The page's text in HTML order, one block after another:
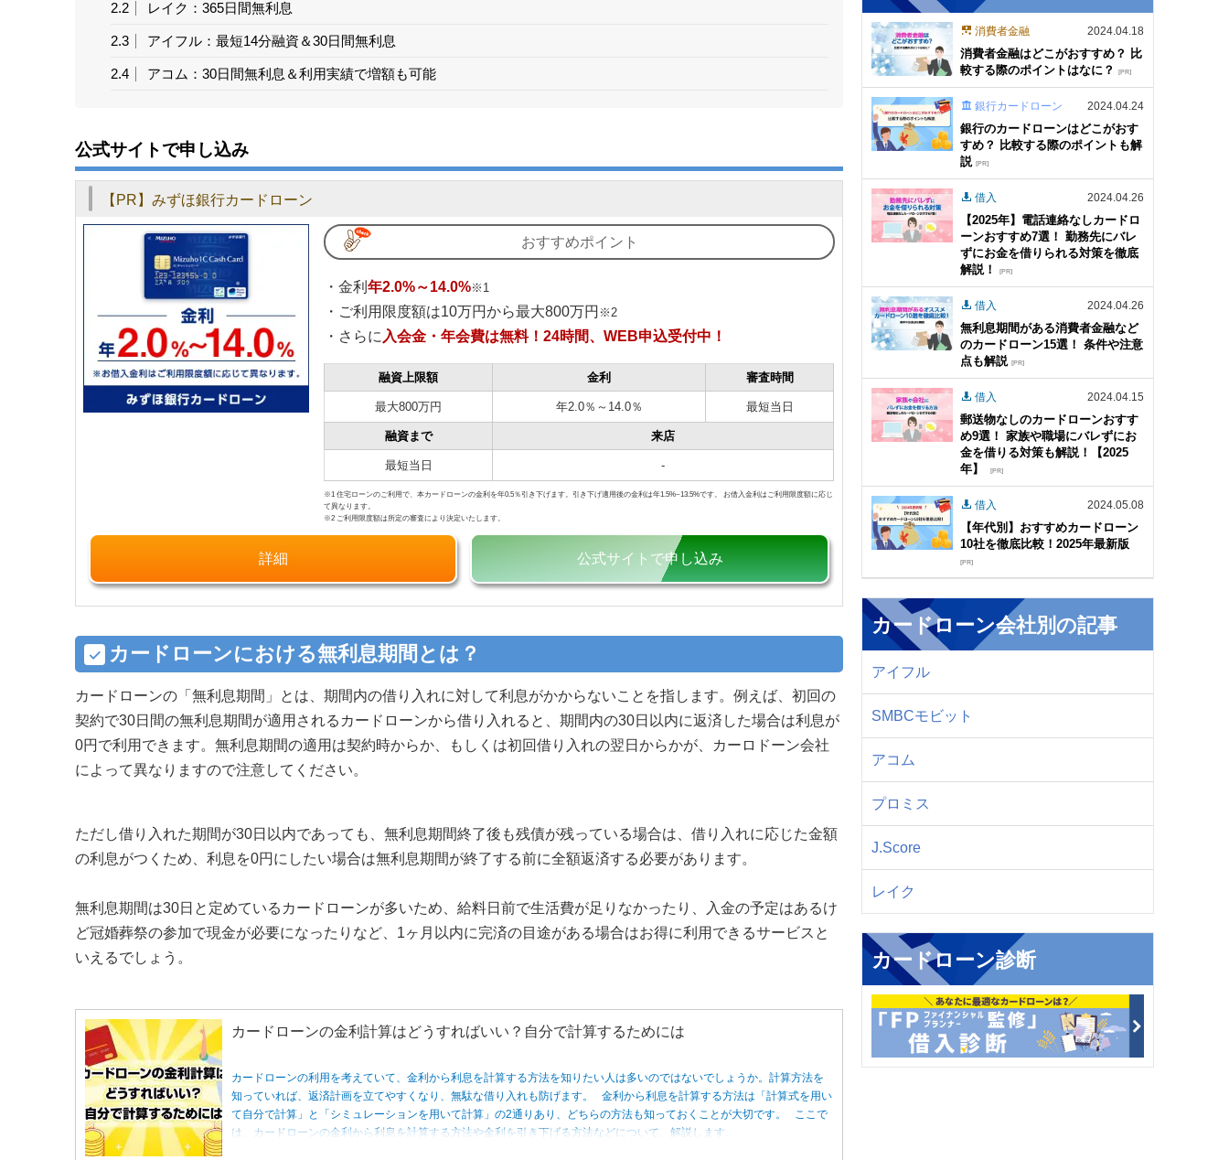
2.2 レイク：365日間無利息
2.3 アイフル：最短14分融資＆30日間無利息
2.4 アコム：30日間無利息＆利用実績で増額も可能
2.6 ダイレクトワン：最大55日間無利息サービス
2.7 静岡銀行カードローン：新規契約者限定60日間無利息
2.8 PayPay銀行カードローン：30日間無利息
東京スター銀行カードローン：最大30日間利息0円
楽天銀行スーパーローン：ご利用限度額800万円
セントラル：最大30日間利息0円サービス
2.12 フタバ：たった3問で融資の可否が分かる！
2.13 ライフティ：最大35日間利息0円サービス
2.14 イオン銀行カードローン：契約者限定の優遇金利と30日間利息0円
オリックス・クレジット：初回30日間利息0円サービス
無利息期間があるカードローンのメリット
4.1 無利息期間があるカードローンのメリット1：短期間で利息の負担なく利用できる
無利息期間があるカードローンのメリット2：期間内であれば何度借り入れても無利息
5.1 無利息期間があるカードローンのデメリット1：借りる予定がないのに契約すると無駄になる
5.2 無利息期間があるカードローンのデメリット2：無利息期間は初回申し込み限定
6 無利息期間があるカードローンを利用する際の注意点
無利息期間があるカードローンの注意点1：無利息期間中も返済は必要
6.2 無利息期間があるカードローンの注意点2：通常の金利を知っておく
7 無利息期間があるカードローンをお得に利用する方法
8 無利息期間があるおすすめカードローンまとめ
公式サイトで申し込み
【PR】みずほ銀行カードローン
おすすめポイント
・金利年2.0%～14.0%※1
・ご利用限度額は10万円から最大800万円 ※2
・さらに 入会金・年会費は無料！24時間、WEB申込受付中！
融資上限額 金利 審査時間
最大800万円 年2.0％～14.0％ 最短当日
融資まで 来店
最短当日 -
※1 住宅ローンのご利用で、本カードローンの金利を年0.5％引き下げます。引き下げ適用後の金利は年1.5%~13.5%です。 お借入金利はご利用限度額に応じ
て異なります。
※2 ご利用限度額は所定の審査により決定いたします。
詳細 公式サイトで申し込み
カードローンにおける無利息期間とは？
カードローンの「無利息期間」とは、期間内の借り入れに対して利息がかからないことを指します。例えば、初回の
契約で30日間の無利息期間が適用されるカードローンから借り入れると、期間内の30日以内に返済した場合は利息が
0円で利用できます。無利息期間の適用は契約時からか、もしくは初回借り入れの翌日からかが、カーロドーン会社
によって異なりますので注意してください。
ただし借り入れた期間が30日以内であっても、無利息期間終了後も残債が残っている場合は、借り入れに応じた金額
の利息がつくため、利息を0円にしたい場合は無利息期間が終了する前に全額返済する必要があります。
無利息期間は30日と定めているカードローンが多いため、給料日前で生活費が足りなかったり、入金の予定はあるけ
ど冠婚葬祭の参加で現金が必要になったりなど、1ヶ月以内に完済の目途がある場合はお得に利用できるサービスと
いえるでしょう。
カードローンの金利計算はどうすればいい？自分で計算するためには
カードローンの利用を考えていて、金利から利息を計算する方法を知りたい人は多いのではないでしょうか。計算方法を
知っていれば、返済計画を立てやすくなり、無駄な借り入れも防げます。 金利から利息を計算する方法は「計算式を用い
て自分で計算」と「シミュレーションを用いて計算」の2通りあり、どちらの方法も知っておくことが大切です。 ここで
は、カードローンの金利から利息を計算する方法や金利を引き下げる方法などについて、解説します。
消費者金融 2024.04.18
消費者金融はどこがおすすめ？ 比
較する際のポイントはなに？[PR]
銀行カードローン 2024.04.24
銀行のカードローンはどこがおす
すめ？ 比較する際のポイントも解
説[PR]
借入 2024.04.26
【2025年】電話連絡なしカードロ
ーンおすすめ7選！ 勤務先にバレ
ずにお金を借りられる対策を徹底
解説！[PR]
借入 2024.04.26
無利息期間がある消費者金融など
のカードローン15選！ 条件や注意
点も解説[PR]
借入 2024.04.15
郵送物なしのカードローンおすす
め9選！ 家族や職場にバレずにお
金を借りる対策も解説！【2025
年】
[PR]
借入 2024.05.08
【年代別】おすすめカードローン
10社を徹底比較！2025年最新版
[PR]
カードローン会社別の記事
アイフル
SMBCモビット
アコム
プロミス
J.Score
レイク
カードローン診断